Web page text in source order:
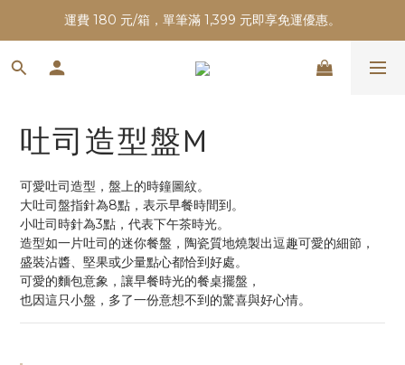
運費 180 元/箱，單筆滿 1,399 元即享免運優惠。
吐司造型盤M
可愛吐司造型，盤上的時鐘圖紋。
大吐司盤指針為8點，表示早餐時間到。
小吐司時針為3點，代表下午茶時光。
造型如一片吐司的迷你餐盤，陶瓷質地燒製出逗趣可愛的細節，
盛裝沾醬、堅果或少量點心都恰到好處。
可愛的麵包意象，讓早餐時光的餐桌擺盤，
也因這只小盤，多了一份意想不到的驚喜與好心情。